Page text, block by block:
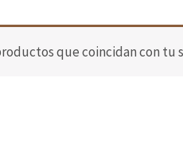
que coincidan con tu